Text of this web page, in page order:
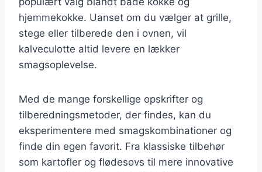
hjemmekokke. Uanset om du vælger at grille,
stege eller tilberede den i ovnen, vil
kalveculotte altid levere en lækker
smagsoplevelse.
Med de mange forskellige opskrifter og
tilberedningsmetoder, der findes, kan du
eksperimentere med smagskombinationer og
finde din egen favorit. Fra klassiske tilbehør
som kartofler og flødesovs til mere innovative